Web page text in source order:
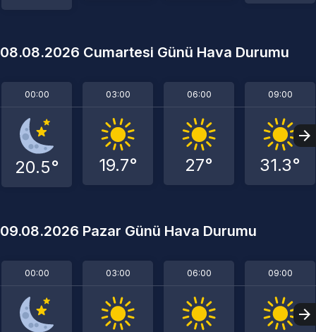
08.08.2026 Cumartesi Günü Hava Durumu
00:00
20.5°
03:00
19.7°
06:00
27°
09:00
31.3°
09.08.2026 Pazar Günü Hava Durumu
00:00 03:00 06:00 09:00